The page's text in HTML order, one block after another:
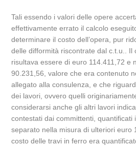
Tali essendo i valori delle opere
effettivamente errato il calcolo
determinare il costo dell’opera, pur
delle difformità riscontrate dal c.t.u.. Il
risultava essere di euro 114.411,72 e
90.231,56, valore che era contenuto
allegato alla consulenza, e che
dei lavori, ovvero quelli
considerarsi anche gli altri lavori
contestati dai committenti, quantificati
separato nella misura di ulteriori euro
costo delle travi in ferro era